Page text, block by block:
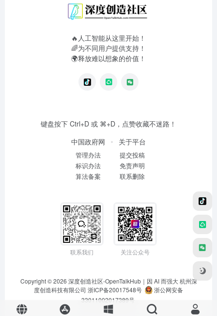
🔥人工智能从这里开始！
🌈为不同用户提供支持！
🌍释放难以想象的价值！
键盘按下 Ctrl+D 或 ⌘+D，点赞收藏不迷路！
中国政府网
管理办法
标识办法
算法备案
关于平台
提交投稿
免责声明
联系删除
联系我们 关注公众号
Copyright © 2026 深度创造社区-OpenTalkHub｜因 AI 而强大 杭州深
度创造科技有限公司 浙ICP备20017548号
浙公网安备
33011002017389号